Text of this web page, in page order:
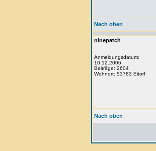
Nach oben
ninepatch
Anmeldungsdatum:
10.12.2006
Beiträge: 2604
Wohnort: 53783 Eitorf
Nach oben